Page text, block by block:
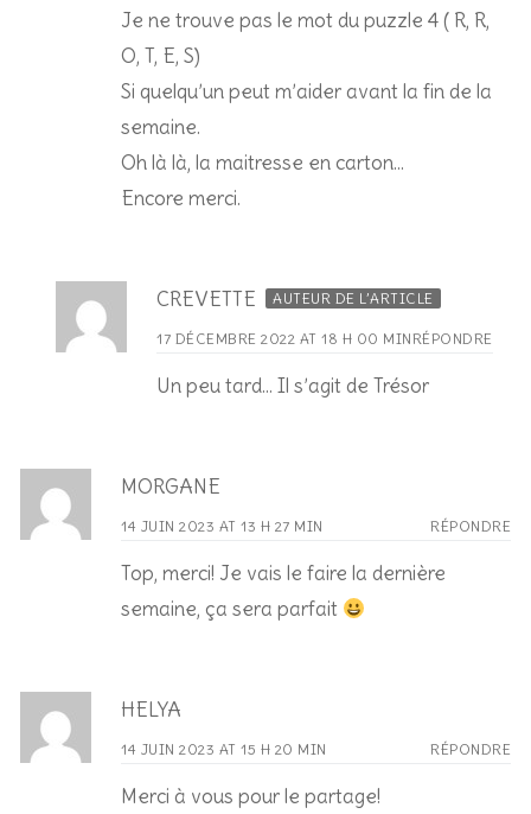
Je ne trouve pas le mot du puzzle 4 ( R, R,
O, T, E, S)
Si quelqu’un peut m’aider avant la fin de la
semaine.
Oh là là, la maitresse en carton…
Encore merci.
CREVETTE AUTEUR DE L’ARTICLE
17 DÉCEMBRE 2022 AT 18 H 00 MINRÉPONDRE
Un peu tard… Il s’agit de Trésor
MORGANE
14 JUIN 2023 AT 13 H 27 MIN RÉPONDRE
Top, merci! Je vais le faire la dernière
semaine, ça sera parfait
HELYA
14 JUIN 2023 AT 15 H 20 MIN RÉPONDRE
Merci à vous pour le partage!